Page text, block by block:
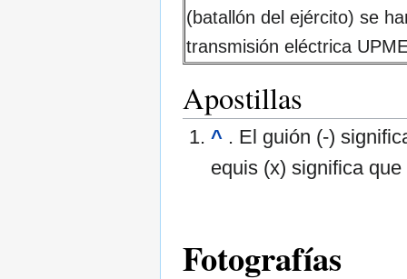
(batallón del ejército) se
transmisión eléctrica
Apostillas
^ . El guión (-)
equis (x) significa
Fotografías